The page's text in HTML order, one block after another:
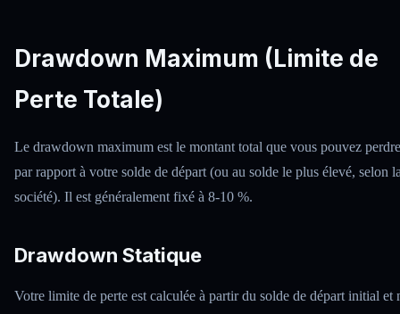
Drawdown Maximum (Limite de
Perte Totale)
Le drawdown maximum est le montant total que vous pouvez perdre
par rapport à votre solde de départ (ou au solde le plus élevé, selon
société). Il est généralement fixé à 8-10 %.
Drawdown Statique
Votre limite de perte est calculée à partir du solde de départ initial et